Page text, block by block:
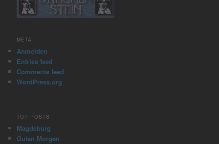
META
Anmelden
Entries feed
Comments feed
WordPress.org
TOP POSTS
Magdeburg
Guten Morgen